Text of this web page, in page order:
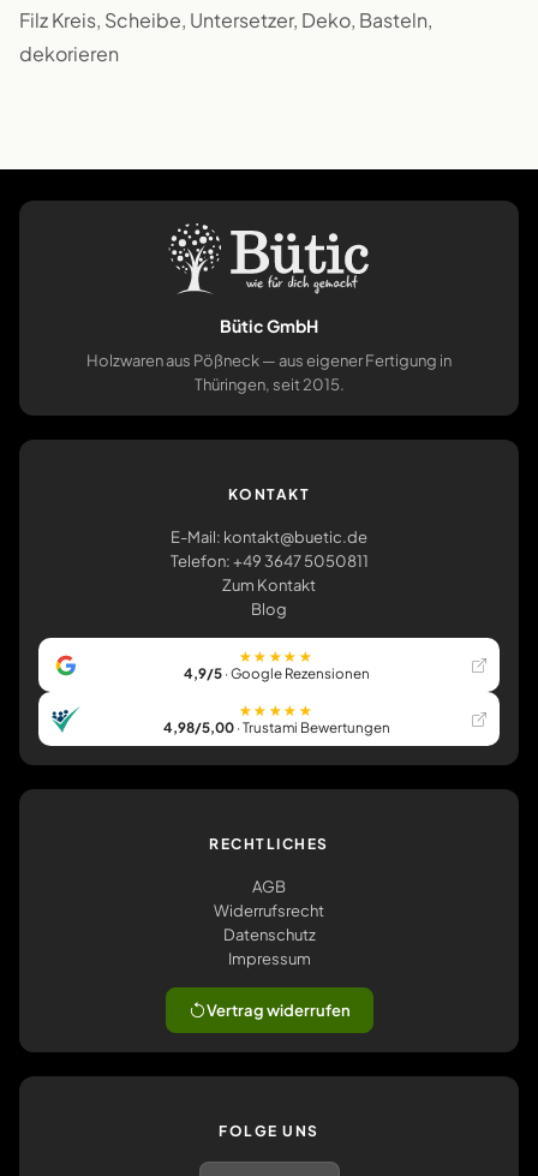
Filz Kreis, Scheibe, Untersetzer, Deko, Basteln,
dekorieren
Bütic GmbH
Holzwaren aus Pößneck — aus eigener Fertigung in
Thüringen, seit 2015.
KONTAKT
E-Mail: kontakt@buetic.de
Telefon: +49 3647 5050811
Zum Kontakt
Blog
★★★★★
4,9/5· Google Rezensionen
★★★★★
4,98/5,00· Trustami Bewertungen
RECHTLICHES
AGB
Widerrufsrecht
Datenschutz
Impressum
Vertrag widerrufen
FOLGE UNS